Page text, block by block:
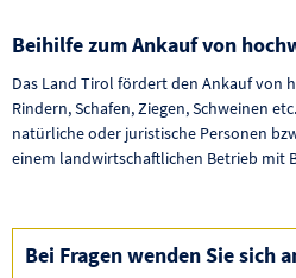
Beihilfe zum Ankauf von
Das Land Tirol fördert den Ankauf von
Rindern, Schafen, Ziegen, Schweinen
natürliche oder juristische Personen
einem landwirtschaftlichen Betrieb mit
Bei Fragen wenden Sie sich